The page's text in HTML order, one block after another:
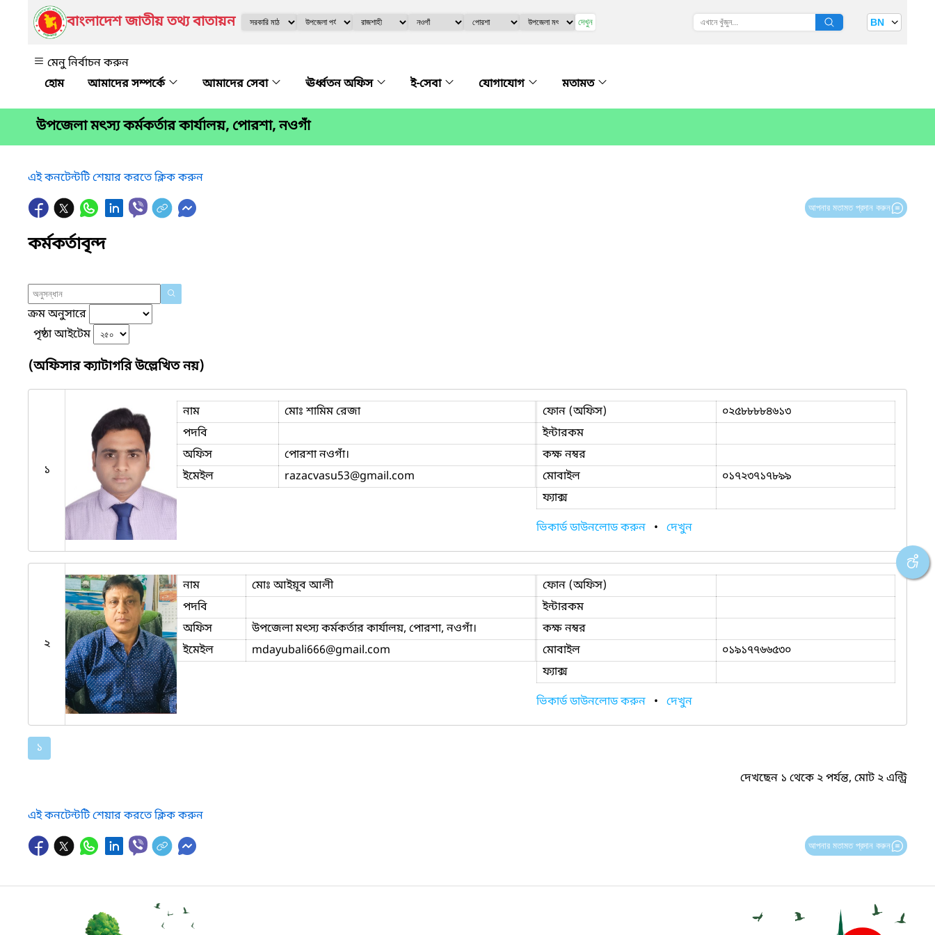
বাংলাদেশ জাতীয় তথ্য বাতায়ন দেখুন BN
মেনু নির্বাচন করুন
আমাদের সম্পর্কে
আমাদের সেবা ঊর্ধ্বতন অফিস ই-সেবা যোগাযোগ মতামত
উপজেলা মৎস্য কর্মকর্তার কার্যালয়, পোরশা, নওগাঁ
এই কনটেন্টটি শেয়ার করতে ক্লিক করুন
আপনার মতামত প্রদান করুন
কর্মকর্তাবৃন্দ
ক্রম অনুসারে
পৃষ্ঠা আইটেম
(অফিসার ক্যাটাগরি উল্লেখিত নয়)
১
নাম
মোঃ শামিম রেজা
পদবি
অফিস
পোরশা নওগাঁ।
ইমেইল
razacvasu53@gmail.com
ফোন (অফিস)
০২৫৮৮৮৮৪৬১৩
ইন্টারকম
কক্ষ নম্বর
মোবাইল
০১৭২৩৭১৭৮৯৯
ফ্যাক্স
ভিকার্ড ডাউনলোড করুন • দেখুন
২
নাম
মোঃ আইয়ূব আলী
পদবি
অফিস
উপজেলা মৎস্য কর্মকর্তার কার্যালয়, পোরশা, নওগাঁ।
ইমেইল
mdayubali666@gmail.com
ফোন (অফিস)
ইন্টারকম
কক্ষ নম্বর
মোবাইল
০১৯১৭৭৬৬৫৩০
ফ্যাক্স
ভিকার্ড ডাউনলোড করুন • দেখুন
১
দেখছেন ১ থেকে ২ পর্যন্ত, মোট ২ এন্ট্রি
এই কনটেন্টটি শেয়ার করতে ক্লিক করুন
আপনার মতামত প্রদান করুন